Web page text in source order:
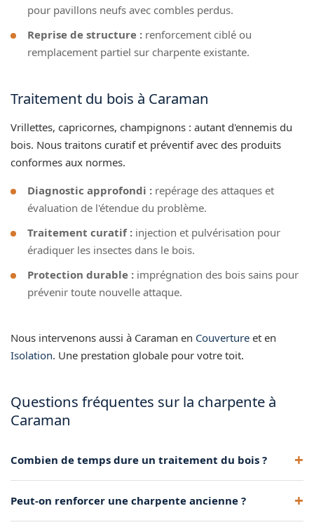
pour pavillons neufs avec combles perdus.
Reprise de structure : renforcement ciblé ou
remplacement partiel sur charpente existante.
Traitement du bois à Caraman
Vrillettes, capricornes, champignons : autant d'ennemis du
bois. Nous traitons curatif et préventif avec des produits
conformes aux normes.
Diagnostic approfondi : repérage des attaques et
évaluation de l'étendue du problème.
Traitement curatif : injection et pulvérisation pour
éradiquer les insectes dans le bois.
Protection durable : imprégnation des bois sains pour
prévenir toute nouvelle attaque.
Nous intervenons aussi à Caraman en Couverture et en
Isolation. Une prestation globale pour votre toit.
Questions fréquentes sur la charpente à
Caraman
Combien de temps dure un traitement du bois ?
l'exposition et l'humidité de la charpente.
Peut-on renforcer une charpente ancienne ?